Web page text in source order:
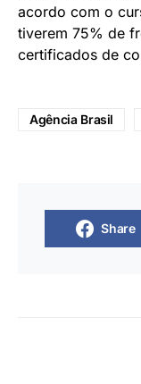
acordo com o
tiverem 75% de
certificados de
Agência Brasil
Share